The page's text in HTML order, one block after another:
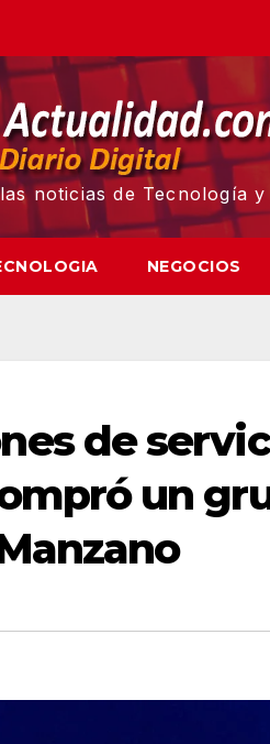
noticias de Tecnología
NEGOCIOS
de
un